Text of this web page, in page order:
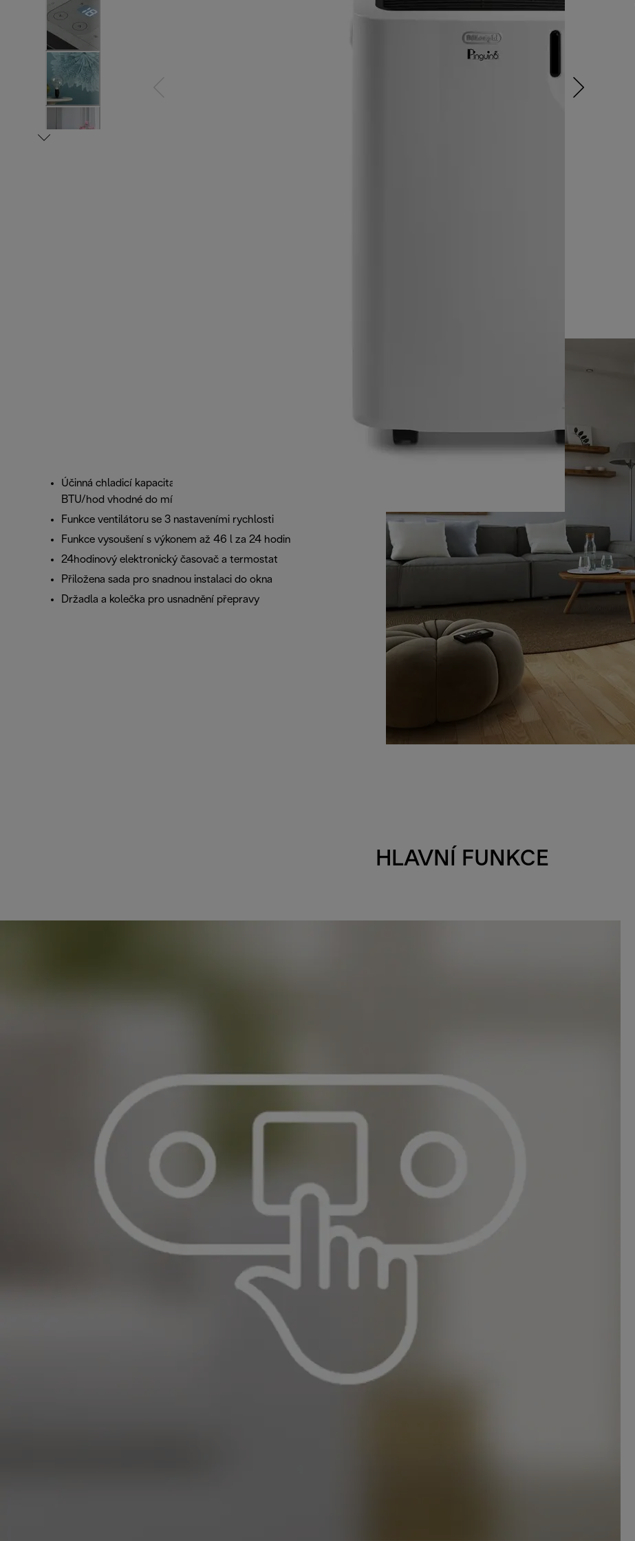
Účinná chladicí kapacita 9 800 (2,5 kW**)
BTU/hod vhodné do místnosti až do 90 m³
Funkce ventilátoru se 3 nastaveními rychlosti
Funkce vysoušení s výkonem až 46 l za 24 hodin
24hodinový elektronický časovač a termostat
Přiložena sada pro snadnou instalaci do okna
Držadla a kolečka pro usnadnění přepravy
HLAVNÍ FUNKCE